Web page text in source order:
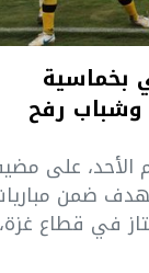
بخماسية
وشباب رفح
الأحد، على
ضمن
في قطاع غزة،